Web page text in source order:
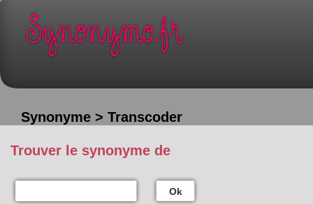
Synonyme > Transcoder
Trouver le synonyme de
Ok